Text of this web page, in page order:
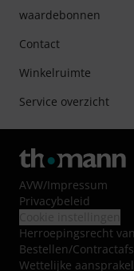
waardebonnen
Contact
Winkelruimte
Service overzicht
AVW/Impressum
Privacybeleid
Herroepingsrecht
Bestellen/
Wettelijke